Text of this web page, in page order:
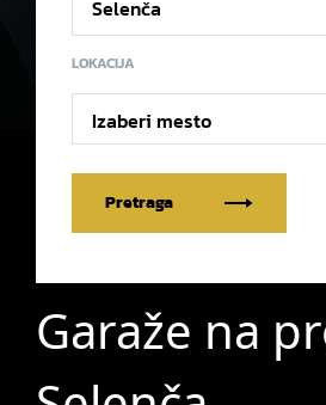
LOKACIJA
Izaberi mesto
Pretraga
Garaže na